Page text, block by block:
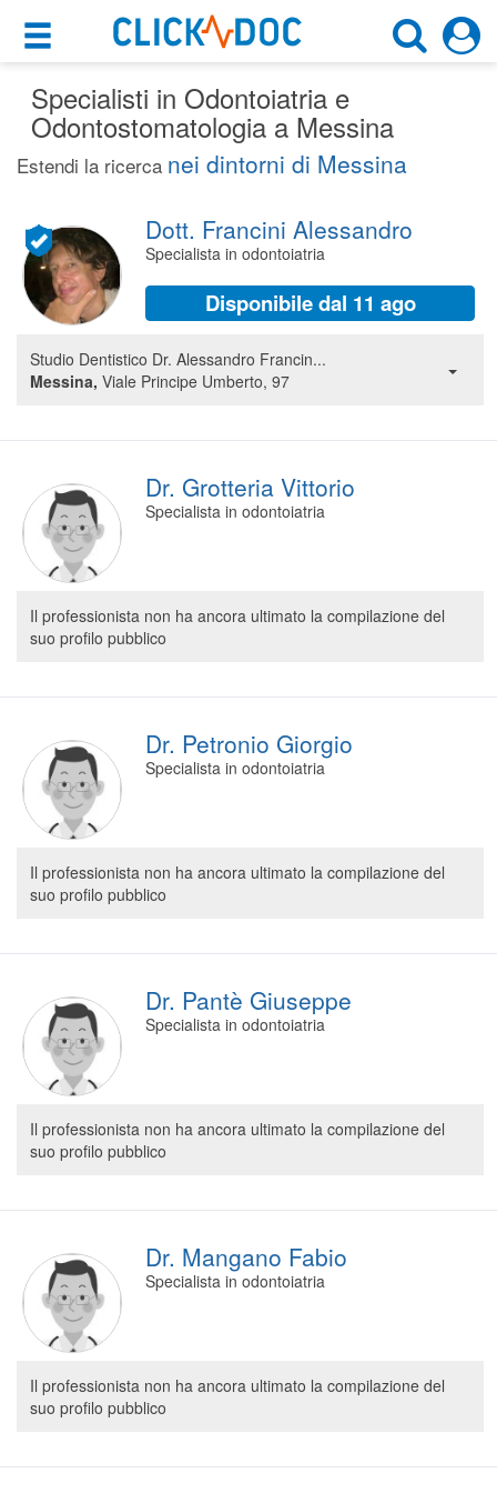
×
Motore di ricerca
×
Cerca uno specialista
Messina (ME)
CERCA
Cosa possiamo offrirti
Per i pazienti
Prenota una visita
Ricerca specialisti
Consulti online
(su medicitalia.it)
Per gli specialisti
Prenotazioni online
Planner e rubrica in cloud
Segreteria virtuale
Teleconsulto
Specialisti in Odontoiatria e
Odontostomatologia a Messina
Estendi la ricerca nei dintorni di Messina
Dott. Francini Alessandro
Specialista in odontoiatria
Disponibile dal 11 ago
Studio Dentistico Dr. Alessandro Francin...
Messina, Viale Principe Umberto, 97
Dr. Grotteria Vittorio
Specialista in odontoiatria
Il professionista non ha ancora ultimato la compilazione del
suo profilo pubblico
Dr. Petronio Giorgio
Specialista in odontoiatria
Il professionista non ha ancora ultimato la compilazione del
suo profilo pubblico
Dr. Pantè Giuseppe
Specialista in odontoiatria
Il professionista non ha ancora ultimato la compilazione del
suo profilo pubblico
Dr. Mangano Fabio
Specialista in odontoiatria
Il professionista non ha ancora ultimato la compilazione del
suo profilo pubblico